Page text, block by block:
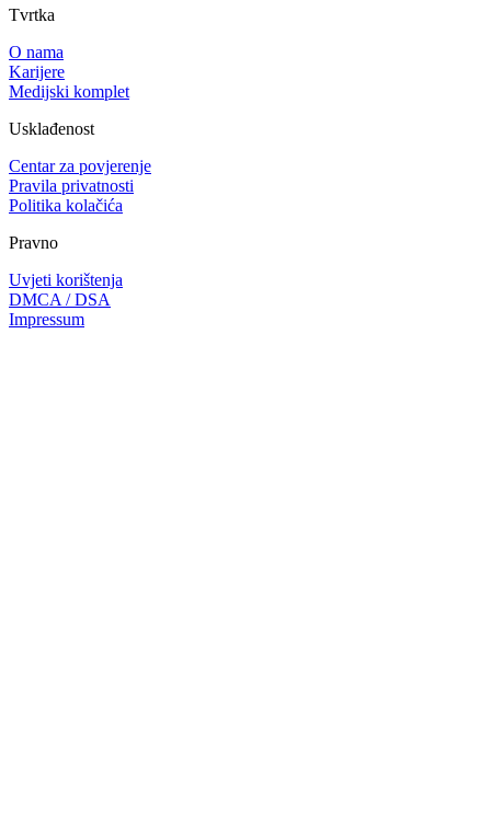
Tvrtka
O nama
Karijere
Medijski komplet
Usklađenost
Centar za povjerenje
Pravila privatnosti
Politika kolačića
Pravno
Uvjeti korištenja
DMCA / DSA
Impressum